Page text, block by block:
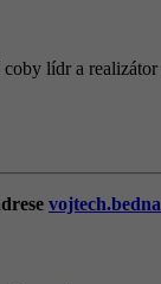
lídr a